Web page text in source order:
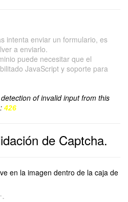
intenta enviar un formulario, es
a enviarlo.
puede necesitar que el
JavaScript y soporte para
of invalid input from this
426
de Captcha.
en la imagen dentro de la caja de